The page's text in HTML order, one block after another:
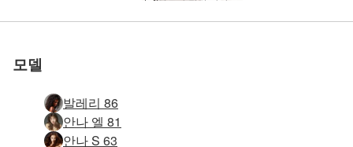
로 평가됨
우리와 함께하세
요
링감 숭배 #72Amaya 및 Goro 큰 검정 수탉 예술 #27Charlotta 및 Goro 탄트라 링감 마사지 #27
로 평가됨
우리와 함께하세
요
아마야앤고로 음경확대치료 #10
Flora creaming Mike part1 #10Amaya 및 Goro 큰 검정 수탉 예술 #31
로 평가됨
우리와 함께하세
요
Charlotta 및 Goro 탄트라 링감 마사지 #3
Amaya 및 Goro 큰 검정 수탉 예술 #23
남근 기쁘게 #91샤를로타와 고로의 성기 열정 #42Charlotta 및 Goro 탄트라 링감 마사지 #7
아마야앤고로 음경확대치료 #2
Flora creaming Mike part1 #38
로 평가됨
우리와 함께하세
요
링감 숭배 #36
로 평가됨
우리와 함께하세
요
Anna L 과 Danny 빌어 먹을 과 빨아들이는 #42
Alex and Flora 관능적 인 마사지 1 부 #37
로 평가됨
우리와 함께하세
요
모델
발레리 86
안나 엘 81
안나 S 63